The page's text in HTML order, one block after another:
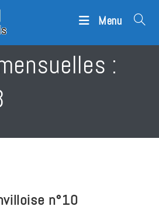
Menu
:
n°10